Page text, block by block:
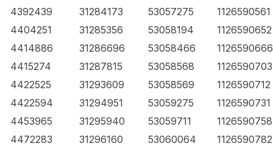
4392439
31284173 53057275
1126590561
4404251
31285356 53058194
1126590652
4414886
31286696 53058466
1126590666
4415274
31287815 53058568
1126590703
4422525
31293609 53058569
1126590712
4422594
31294951 53059275
1126590731
4453965
31295940 53059711
1126590758
4472283
31296160 53060064
1126590782